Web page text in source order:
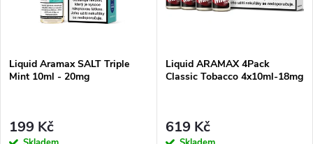
p
r
s
p
r
Liquid Aramax SALT Triple
Mint 10ml - 20mg
199 Kč
Liquid ARAMAX 4Pack
Classic Tobacco 4x10ml-18mg
619 Kč